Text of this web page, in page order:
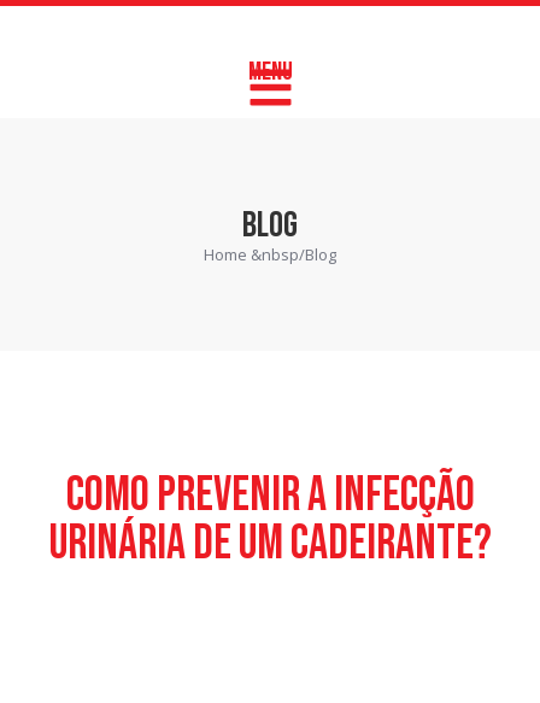
MENU
BLOG
Home &nbsp/Blog
Como prevenir a infecção
urinária de um cadeirante?